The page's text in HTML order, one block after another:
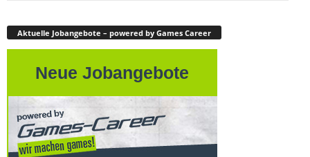
Aktuelle Jobangebote – powered by Games Career